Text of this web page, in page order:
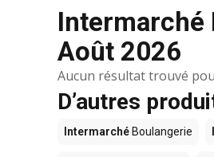
Intermarché
Août 2026
Aucun résultat trouvé
D’autres
Intermarché Boulangerie